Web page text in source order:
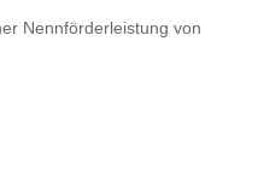
Nennförderleistung von